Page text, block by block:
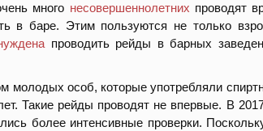
много несовершеннолетних проводят
в баре. Этим пользуются не только
проводить рейды в барных
молодых особ, которые употребляли
Такие рейды проводят не впервые. В
более интенсивные проверки.